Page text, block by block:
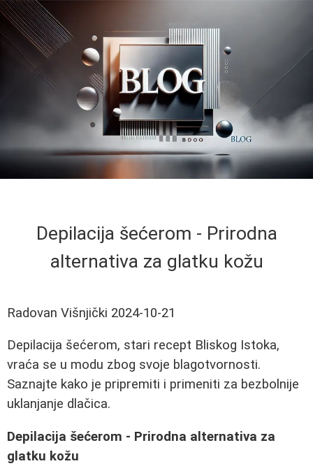
Depilacija šećerom - Prirodna
alternativa za glatku kožu
Radovan Višnjički 2024-10-21
Depilacija šećerom, stari recept Bliskog Istoka,
vraća se u modu zbog svoje blagotvornosti.
Saznajte kako je pripremiti i primeniti za bezbolnije
uklanjanje dlačica.
Depilacija šećerom - Prirodna alternativa za
glatku kožu